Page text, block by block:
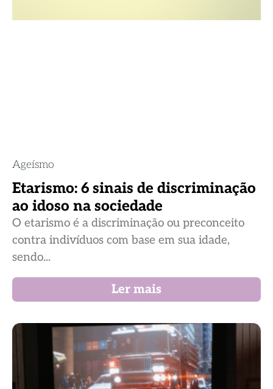
Ageísmo
Etarismo: 6 sinais de discriminação
ao idoso na sociedade
O etarismo é a discriminação ou preconceito
contra indivíduos com base em sua idade,
sendo...
Ler mais